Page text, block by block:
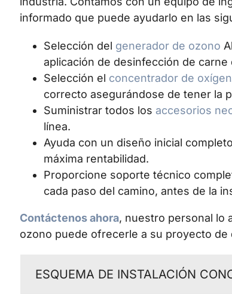
informado que puede ayudarlo en las
Selección del generador de ozono
aplicación de desinfección de carne
Selección el concentrador de
correcto asegurándose de tener la
Suministrar todos los accesorios
línea.
Ayuda con un diseño inicial
máxima rentabilidad.
Proporcione soporte técnico
cada paso del camino, antes de la
Contáctenos ahora, nuestro personal lo
ozono puede ofrecerle a su proyecto de
ESQUEMA DE INSTALACIÓN